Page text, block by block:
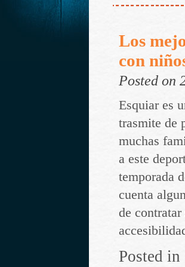
Los
con
Posted on
Esquiar es
trasmite de
muchas
a este
temporada
cuenta
de
Posted in